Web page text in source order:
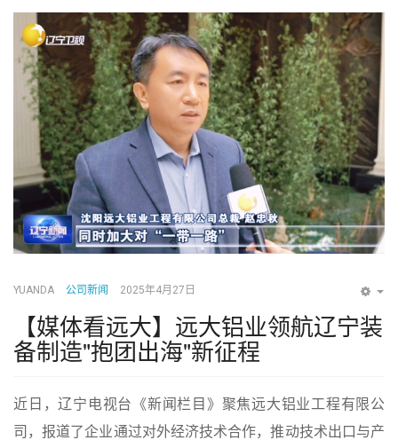
YUANDA 公司新闻 2025年4月27日
【媒体看远大】远大铝业领航辽宁装
备制造"抱团出海"新征程
近日，辽宁电视台《新闻栏目》聚焦远大铝业工程有限公
司，报道了企业通过对外经济技术合作，推动技术出口与产